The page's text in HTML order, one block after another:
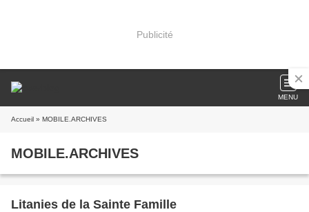
Publicité
MENU
Accueil » MOBILE.ARCHIVES
MOBILE.ARCHIVES
Litanies de la Sainte Famille